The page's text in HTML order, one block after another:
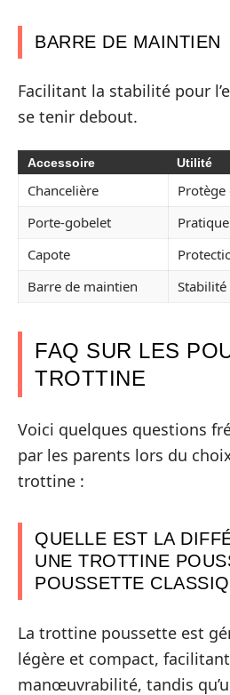
BARRE DE MAINTIEN
Facilitant la stabilité pour
se tenir debout.
Accessoire Utilité
Chancelière
Porte-gobelet
Capote
Barre de maintien
Stabilité
FAQ SUR LES
TROTTINE
Voici quelques questions
par les parents lors du
trottine :
QUELLE EST LA
UNE TROTTINE
POUSSETTE
La trottine poussette est
légère et compact,
manœuvrabilité, tandis